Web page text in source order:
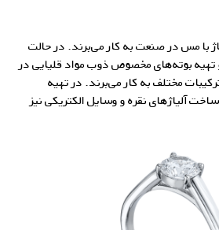
با مس در صنعت به کار می‌برند. در حالت
بوته‌های مخصوص ذوب مواد قلیایی در
مختلف به کار می‌برند. در تهیه
ساختآلیاژهای نقرهو وسایل الکتریکی نیز